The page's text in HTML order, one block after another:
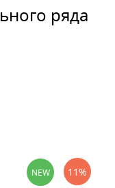
ряда
NEW 11%